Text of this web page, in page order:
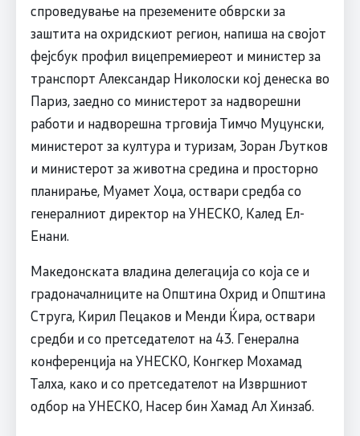
спроведување на преземените обврски за
заштита на охридскиот регион, напиша на својот
фејсбук профил вицепремиереот и министер за
транспорт Александар Николоски кој денеска во
Париз, заедно со министерот за надворешни
работи и надворешна трговија Тимчо Муцунски,
министерот за култура и туризам, Зоран Љутков
и министерот за животна средина и просторно
планирање, Муамет Хоџа, оствари средба со
генералниот директор на УНЕСКО, Калед Ел-
Енани.
Македонската владина делегација со која се и
градоначалниците на Општина Охрид и Општина
Струга, Кирил Пецаков и Менди Ќира, оствари
средби и со претседателот на 43. Генерална
конференција на УНЕСКО, Конгкер Мохамад
Талха, како и со претседателот на Извршниот
одбор на УНЕСКО, Насер бин Хамад Ал Хинзаб.